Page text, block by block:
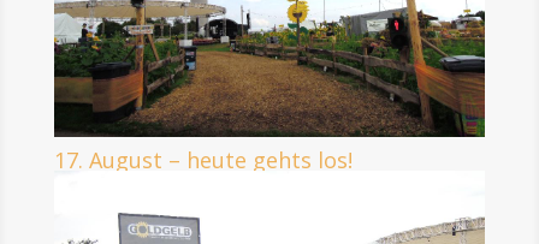
17. August – heute gehts los!